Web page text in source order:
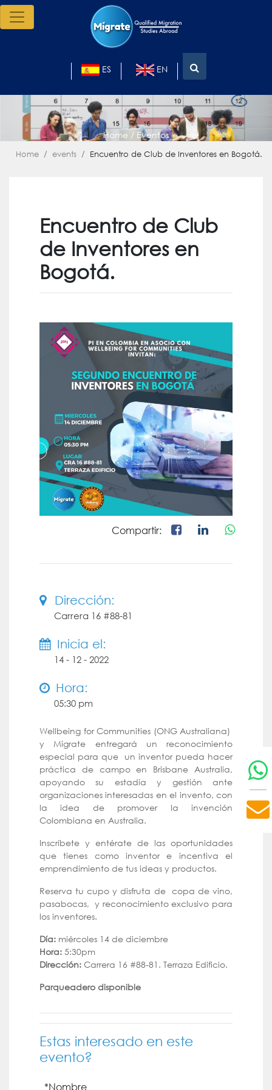
ES EN
Home / Eventos
Home events Encuentro de Club de Inventores en Bogotá.
Encuentro de Club
de Inventores en
Bogotá.
Compartir:
Dirección:
Carrera 16 #88-81
Inicia el:
14 - 12 - 2022
Hora:
05:30 pm
Wellbeing for Communities (ONG Australiana)
y Migrate entregará un reconocimiento
especial para que un inventor pueda hacer
práctica de campo en Brisbane Australia,
apoyando su estadía y gestión ante
organizaciones interesadas en el invento, con
la idea de promover la invención
Colombiana en Australia.
Inscríbete y entérate de las oportunidades
que tienes como inventor e incentiva el
emprendimiento de tus ideas y productos.
Reserva tu cupo y disfruta de copa de vino,
pasabocas, y reconocimiento exclusivo para
los inventores.
Día: miércoles 14 de diciembre
Hora: 5:30pm
Dirección: Carrera 16 #88-81. Terraza Edificio.
Parqueadero disponible
Estas interesado en este
evento?
*Nombre